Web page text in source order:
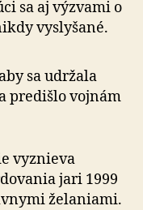
sa aj výzvami o
vyslyšané.
sa udržala
predišlo vojnám
vyznieva
jari 1999
želaniami.